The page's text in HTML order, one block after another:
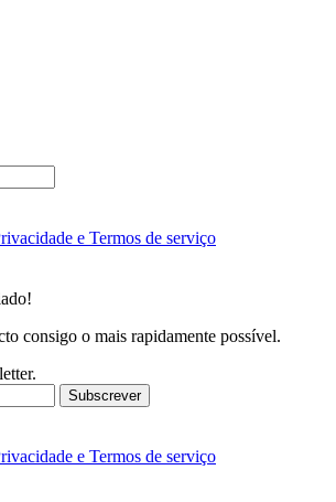
e Termos de serviço
consigo o mais rapidamente possível.
Subscrever
e Termos de serviço